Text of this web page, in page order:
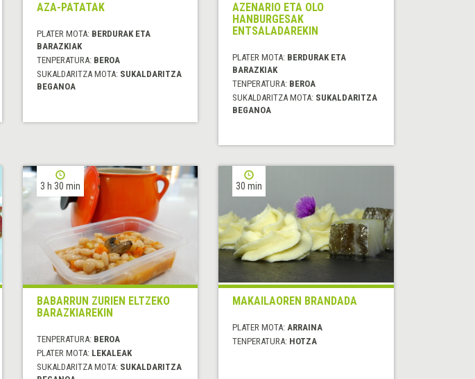
AZA-PATATAK
PLATER MOTA: BERDURAK ETA
BARAZKIAK
TENPERATURA: BEROA
SUKALDARITZA MOTA: SUKALDARITZA
BEGANOA
AZENARIO ETA OLO
HANBURGESAK
ENTSALADAREKIN
PLATER MOTA: BERDURAK ETA
BARAZKIAK
TENPERATURA: BEROA
SUKALDARITZA MOTA: SUKALDARITZA
BEGANOA
3 h 30 min
BABARRUN ZURIEN ELTZEKO
BARAZKIAREKIN
TENPERATURA: BEROA
PLATER MOTA: LEKALEAK
SUKALDARITZA MOTA: SUKALDARITZA
30 min
MAKAILAOREN BRANDADA
PLATER MOTA:ARRAINA
TENPERATURA: HOTZA